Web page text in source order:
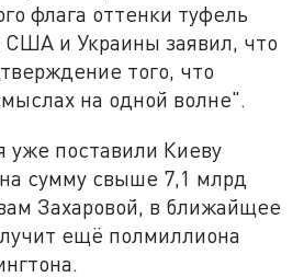
флага оттенки туфель
и Украины заявил, что
того, что
на одной волне".
поставили Киеву
сумму свыше 7,1 млрд
Захаровой, в ближайщее
ещё полмиллиона